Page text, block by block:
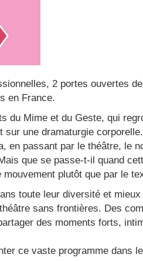
2 portes ouvertes
en France.
du Mime et du Geste, qui
sur une dramaturgie
en passant par le théâtre, le
que se passe-t-il quand
plutôt que par le
toute leur diversité et mieux
sans frontières. Des
des moments forts,
ce vaste programme dans